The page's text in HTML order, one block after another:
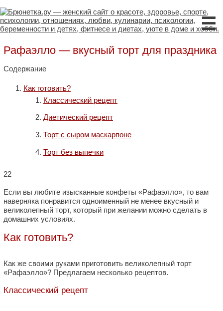
☰
Рафаэлло — вкусный торт для праздника
Содержание
Как готовить?
Классический рецепт
Диетический рецепт
Торт с сыром маскарпоне
Торт без выпечки
22
Если вы любите изысканные конфеты «Рафаэлло», то вам
наверняка понравится одноименный не менее вкусный и
великолепный торт, который при желании можно сделать в
домашних условиях.
Как готовить?
Как же своими руками приготовить великолепный торт
«Рафаэлло»? Предлагаем несколько рецептов.
Классический рецепт